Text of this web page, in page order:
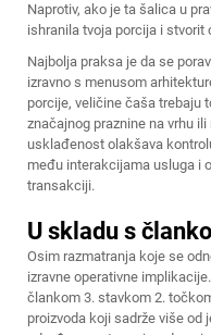
Naprotiv, ako je ta šalica u
ishranila tvoja porcija i stvorit
Najbolja praksa je da se
izravno s menusom
porcije, veličine čaša trebaju
značajnog praznine na vrhu
usklađenost olakšava
među interakcijama usluga i
transakciji.
U skladu s
Osim razmatranja koje se
izravne operativne
člankom 3. stavkom 2.
proizvoda koji sadrže više od